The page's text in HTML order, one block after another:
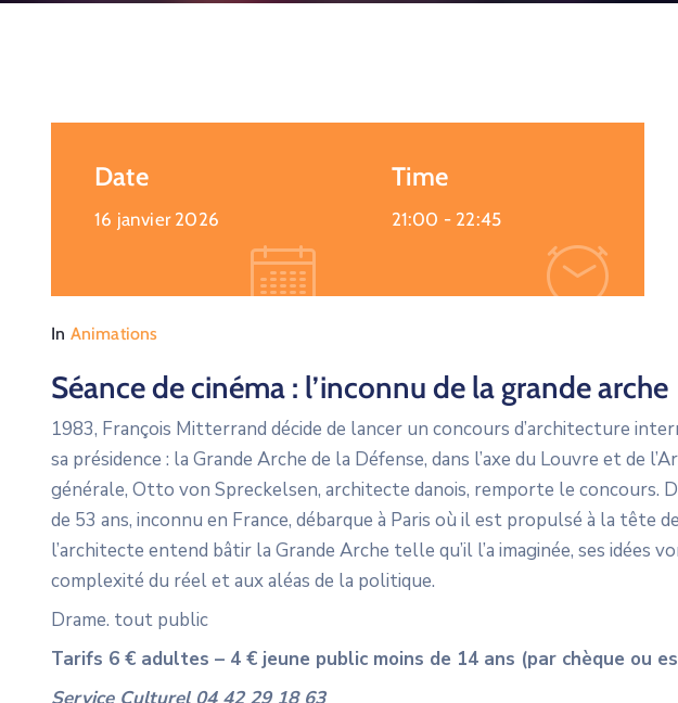
Date
16 janvier 2026
Time
21:00 - 22:45
In Animations
Séance de cinéma : l’inconnu de la grande arche
1983, François Mitterrand décide de lancer un concours d’architecture
sa présidence : la Grande Arche de la Défense, dans l’axe du Louvre et de
générale, Otto von Spreckelsen, architecte danois, remporte le concours.
de 53 ans, inconnu en France, débarque à Paris où il est propulsé à la tête
l’architecte entend bâtir la Grande Arche telle qu’il l’a imaginée, ses idées
complexité du réel et aux aléas de la politique.
Drame. tout public
Tarifs 6 € adultes – 4 € jeune public moins de 14 ans (par chèque ou
Service Culturel 04 42 29 18 63